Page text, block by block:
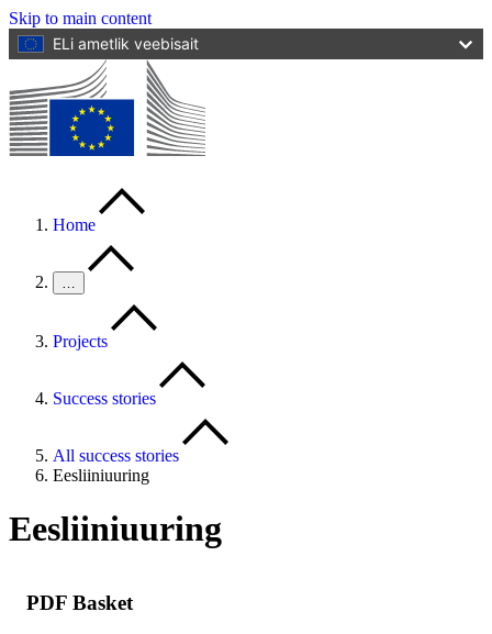
Skip to main content
ELi ametlik veebisait
Home
…
Projects
Success stories
All success stories
Eesliiniuuring
Eesliiniuuring
PDF Basket